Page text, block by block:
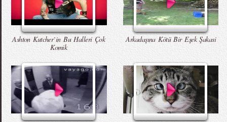
Ashton Kutcher`in Bu Halleri Çok
Komik
Arkadaşına Kötü Bir Eşek Şakasi